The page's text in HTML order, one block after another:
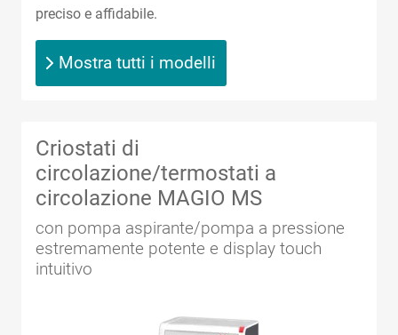
preciso e affidabile.
Mostra tutti i modelli
Criostati di
circolazione/termostati a
circolazione MAGIO MS
con pompa aspirante/pompa a pressione
estremamente potente e display touch
intuitivo